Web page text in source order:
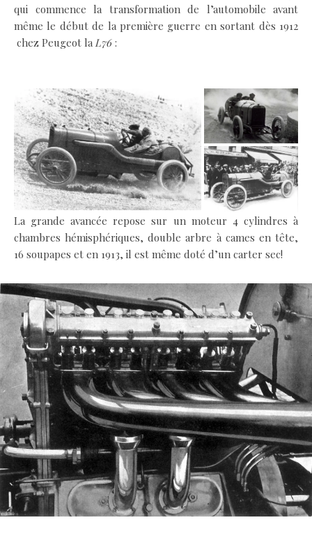
qui commence la transformation de l’automobile avant
même le début de la première guerre en sortant dès 1912
chez Peugeot laL76 :
La grande avancée repose sur un moteur 4 cylindres à
chambres hémisphériques, double arbre à cames en tête,
16 soupapes et en 1913, il est même doté d’un carter sec!